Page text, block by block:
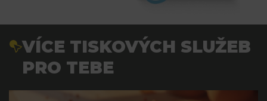
VÍCE TISKOVÝCH SLUŽEB
PRO TEBE